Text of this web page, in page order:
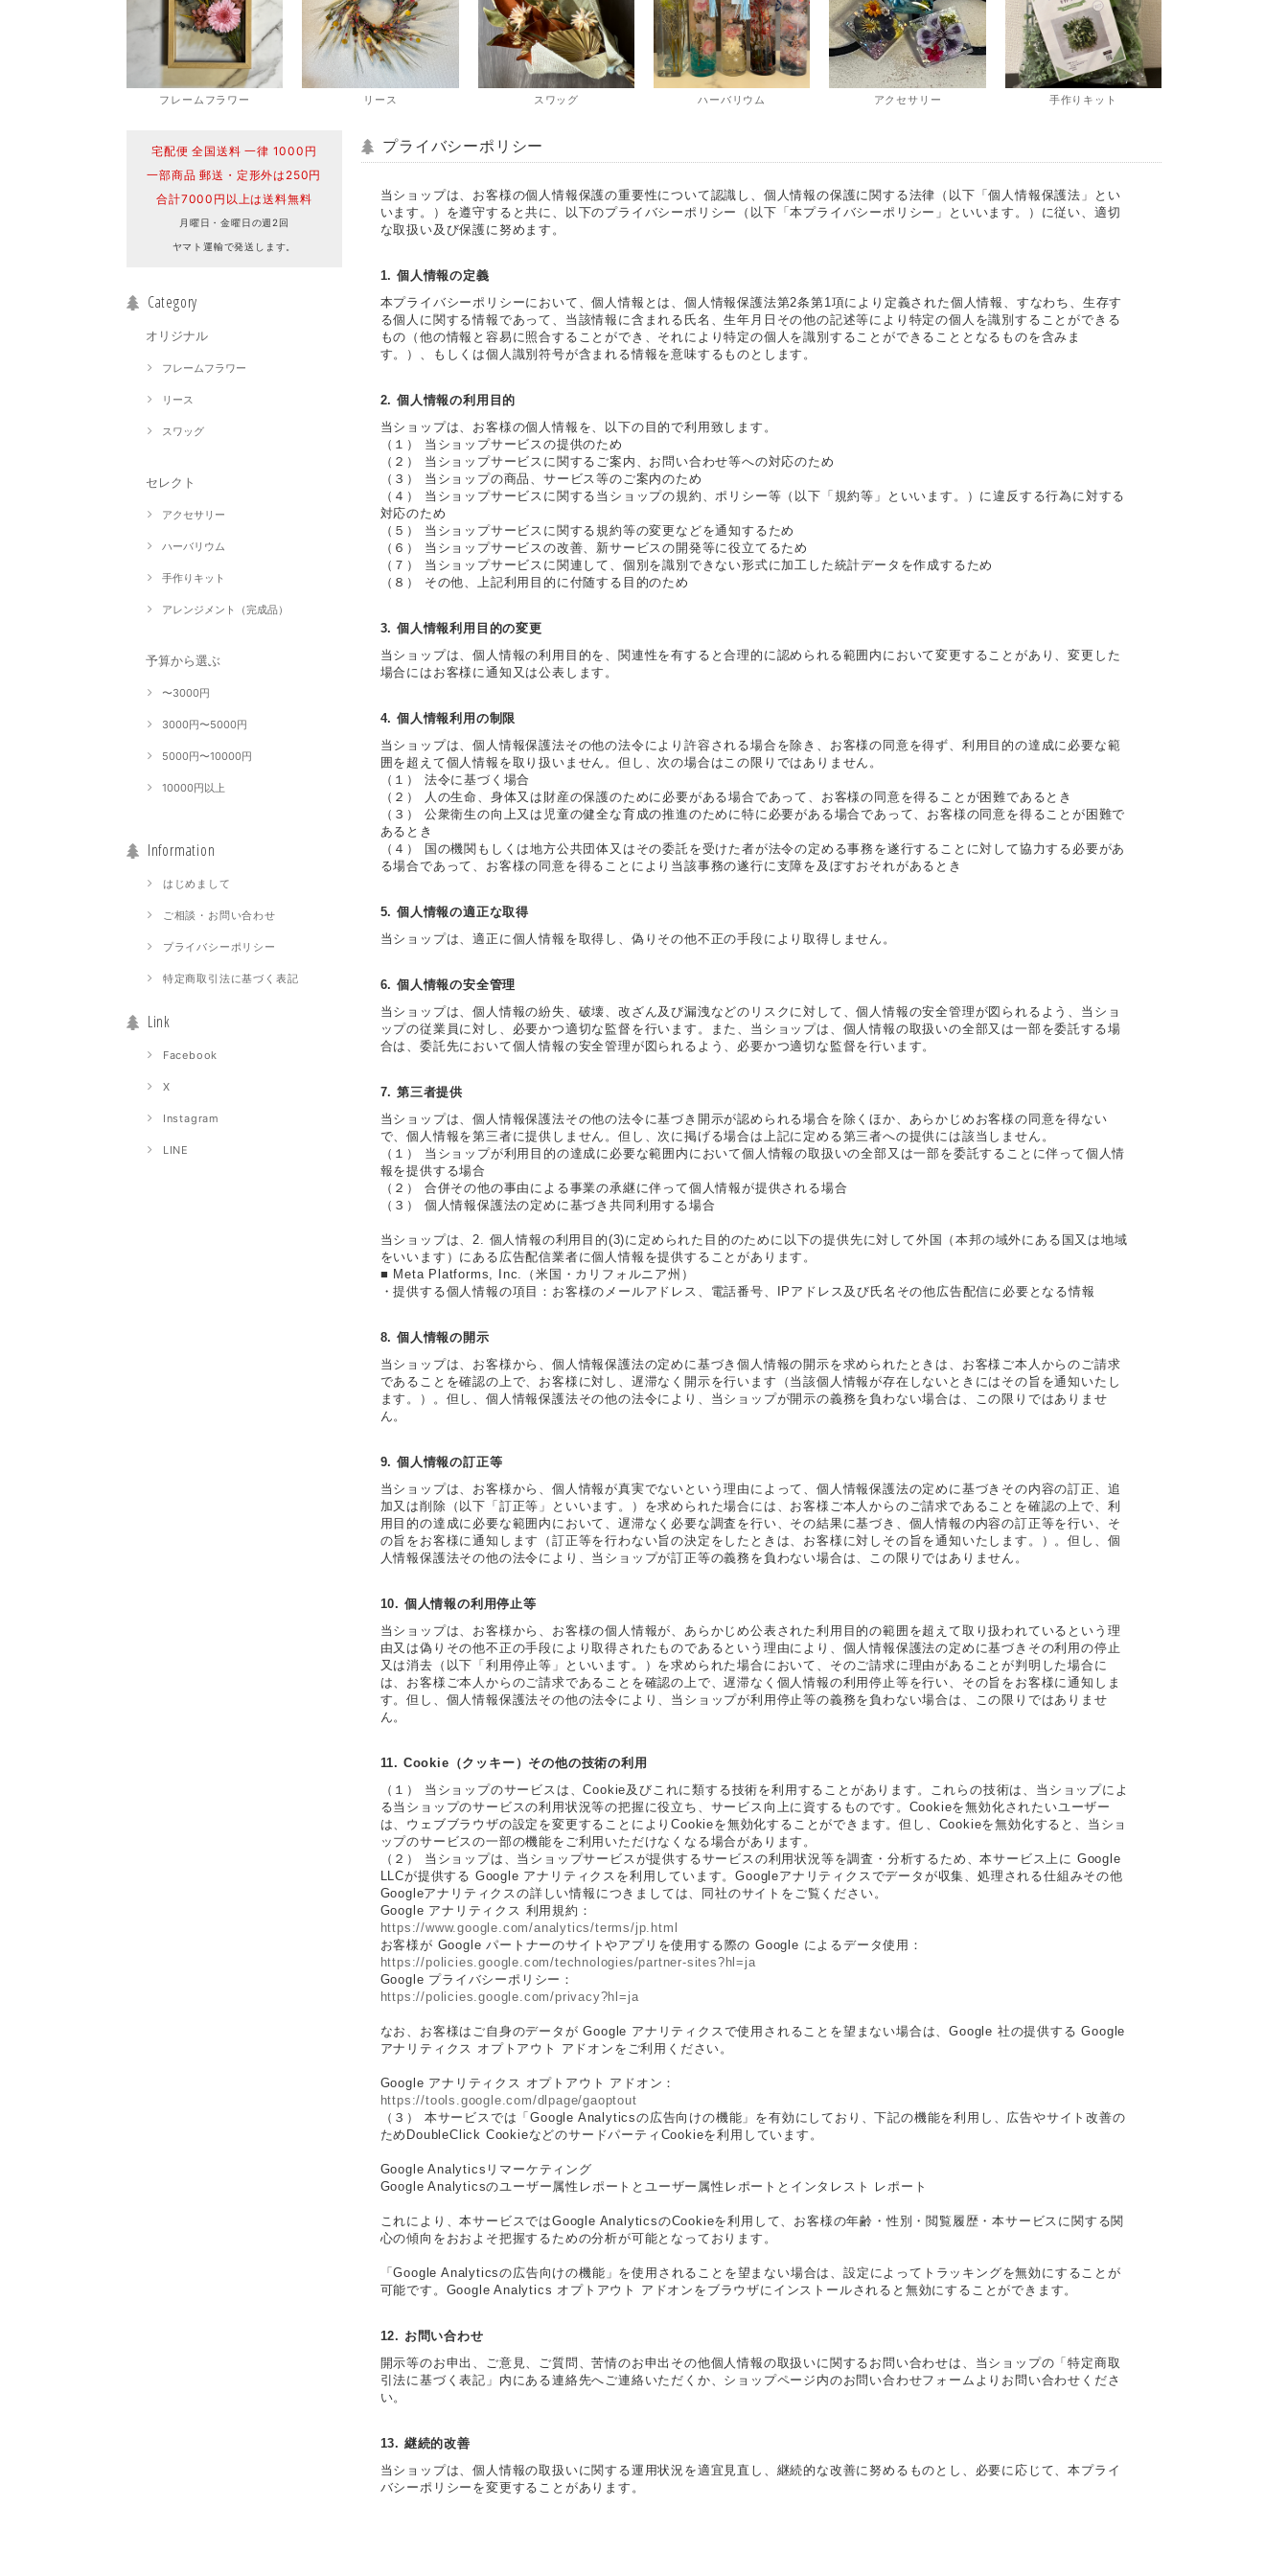
フレームフラワー リース スワッグ ハーバリウム アクセサリー 手作りキット
宅配便 全国送料 一律 1000円
一部商品 郵送・定形外は250円
合計7000円以上は送料無料
月曜日・金曜日の週2回
ヤマト運輸で発送します。
Category
オリジナル
フレームフラワー
リース
スワッグ
セレクト
アクセサリー
ハーバリウム
手作りキット
アレンジメント（完成品）
予算から選ぶ
〜3000円
3000円〜5000円
5000円〜10000円
10000円以上
Information
はじめまして
ご相談・お問い合わせ
プライバシーポリシー
特定商取引法に基づく表記
Link
Facebook
X
Instagram
LINE
プライバシーポリシー
当ショップは、お客様の個人情報保護の重要性について認識し、個人情報の保護に関する法律（以下「個人情報保護法」とい
います。）を遵守すると共に、以下のプライバシーポリシー（以下「本プライバシーポリシー」といいます。）に従い、適切
な取扱い及び保護に努めます。
1. 個人情報の定義
本プライバシーポリシーにおいて、個人情報とは、個人情報保護法第2条第1項により定義された個人情報、すなわち、生存す
る個人に関する情報であって、当該情報に含まれる氏名、生年月日その他の記述等により特定の個人を識別することができる
もの（他の情報と容易に照合することができ、それにより特定の個人を識別することができることとなるものを含みま
す。）、もしくは個人識別符号が含まれる情報を意味するものとします。
2. 個人情報の利用目的
当ショップは、お客様の個人情報を、以下の目的で利用致します。
（１） 当ショップサービスの提供のため
（２） 当ショップサービスに関するご案内、お問い合わせ等への対応のため
（３） 当ショップの商品、サービス等のご案内のため
（４） 当ショップサービスに関する当ショップの規約、ポリシー等（以下「規約等」といいます。）に違反する行為に対する
対応のため
（５） 当ショップサービスに関する規約等の変更などを通知するため
（６） 当ショップサービスの改善、新サービスの開発等に役立てるため
（７） 当ショップサービスに関連して、個別を識別できない形式に加工した統計データを作成するため
（８） その他、上記利用目的に付随する目的のため
3. 個人情報利用目的の変更
当ショップは、個人情報の利用目的を、関連性を有すると合理的に認められる範囲内において変更することがあり、変更した
場合にはお客様に通知又は公表します。
4. 個人情報利用の制限
当ショップは、個人情報保護法その他の法令により許容される場合を除き、お客様の同意を得ず、利用目的の達成に必要な範
囲を超えて個人情報を取り扱いません。但し、次の場合はこの限りではありません。
（１） 法令に基づく場合
（２） 人の生命、身体又は財産の保護のために必要がある場合であって、お客様の同意を得ることが困難であるとき
（３） 公衆衛生の向上又は児童の健全な育成の推進のために特に必要がある場合であって、お客様の同意を得ることが困難で
あるとき
（４） 国の機関もしくは地方公共団体又はその委託を受けた者が法令の定める事務を遂行することに対して協力する必要があ
る場合であって、お客様の同意を得ることにより当該事務の遂行に支障を及ぼすおそれがあるとき
5. 個人情報の適正な取得
当ショップは、適正に個人情報を取得し、偽りその他不正の手段により取得しません。
6. 個人情報の安全管理
当ショップは、個人情報の紛失、破壊、改ざん及び漏洩などのリスクに対して、個人情報の安全管理が図られるよう、当ショ
ップの従業員に対し、必要かつ適切な監督を行います。また、当ショップは、個人情報の取扱いの全部又は一部を委託する場
合は、委託先において個人情報の安全管理が図られるよう、必要かつ適切な監督を行います。
7. 第三者提供
当ショップは、個人情報保護法その他の法令に基づき開示が認められる場合を除くほか、あらかじめお客様の同意を得ない
で、個人情報を第三者に提供しません。但し、次に掲げる場合は上記に定める第三者への提供には該当しません。
（１） 当ショップが利用目的の達成に必要な範囲内において個人情報の取扱いの全部又は一部を委託することに伴って個人情
報を提供する場合
（２） 合併その他の事由による事業の承継に伴って個人情報が提供される場合
（３） 個人情報保護法の定めに基づき共同利用する場合
当ショップは、2. 個人情報の利用目的(3)に定められた目的のために以下の提供先に対して外国（本邦の域外にある国又は地域
をいいます）にある広告配信業者に個人情報を提供することがあります。
■ Meta Platforms, Inc.（米国・カリフォルニア州）
・提供する個人情報の項目：お客様のメールアドレス、電話番号、IPアドレス及び氏名その他広告配信に必要となる情報
8. 個人情報の開示
当ショップは、お客様から、個人情報保護法の定めに基づき個人情報の開示を求められたときは、お客様ご本人からのご請求
であることを確認の上で、お客様に対し、遅滞なく開示を行います（当該個人情報が存在しないときにはその旨を通知いたし
ます。）。但し、個人情報保護法その他の法令により、当ショップが開示の義務を負わない場合は、この限りではありませ
ん。
9. 個人情報の訂正等
当ショップは、お客様から、個人情報が真実でないという理由によって、個人情報保護法の定めに基づきその内容の訂正、追
加又は削除（以下「訂正等」といいます。）を求められた場合には、お客様ご本人からのご請求であることを確認の上で、利
用目的の達成に必要な範囲内において、遅滞なく必要な調査を行い、その結果に基づき、個人情報の内容の訂正等を行い、そ
の旨をお客様に通知します（訂正等を行わない旨の決定をしたときは、お客様に対しその旨を通知いたします。）。但し、個
人情報保護法その他の法令により、当ショップが訂正等の義務を負わない場合は、この限りではありません。
10. 個人情報の利用停止等
当ショップは、お客様から、お客様の個人情報が、あらかじめ公表された利用目的の範囲を超えて取り扱われているという理
由又は偽りその他不正の手段により取得されたものであるという理由により、個人情報保護法の定めに基づきその利用の停止
又は消去（以下「利用停止等」といいます。）を求められた場合において、そのご請求に理由があることが判明した場合に
は、お客様ご本人からのご請求であることを確認の上で、遅滞なく個人情報の利用停止等を行い、その旨をお客様に通知しま
す。但し、個人情報保護法その他の法令により、当ショップが利用停止等の義務を負わない場合は、この限りではありませ
ん。
11. Cookie（クッキー）その他の技術の利用
（１） 当ショップのサービスは、Cookie及びこれに類する技術を利用することがあります。これらの技術は、当ショップによ
る当ショップのサービスの利用状況等の把握に役立ち、サービス向上に資するものです。Cookieを無効化されたいユーザー
は、ウェブブラウザの設定を変更することによりCookieを無効化することができます。但し、Cookieを無効化すると、当ショ
ップのサービスの一部の機能をご利用いただけなくなる場合があります。
（２） 当ショップは、当ショップサービスが提供するサービスの利用状況等を調査・分析するため、本サービス上に Google
LLCが提供する Google アナリティクスを利用しています。Googleアナリティクスでデータが収集、処理される仕組みその他
Googleアナリティクスの詳しい情報につきましては、同社のサイトをご覧ください。
Google アナリティクス 利用規約：
https://www.google.com/analytics/terms/jp.html
お客様が Google パートナーのサイトやアプリを使用する際の Google によるデータ使用：
https://policies.google.com/technologies/partner-sites?hl=ja
Google プライバシーポリシー：
https://policies.google.com/privacy?hl=ja
なお、お客様はご自身のデータが Google アナリティクスで使用されることを望まない場合は、Google 社の提供する Google
アナリティクス オプトアウト アドオンをご利用ください。
Google アナリティクス オプトアウト アドオン：
https://tools.google.com/dlpage/gaoptout
（３） 本サービスでは「Google Analyticsの広告向けの機能」を有効にしており、下記の機能を利用し、広告やサイト改善の
ためDoubleClick CookieなどのサードパーティCookieを利用しています。
Google Analyticsリマーケティング
Google Analyticsのユーザー属性レポートとユーザー属性レポートとインタレスト レポート
これにより、本サービスではGoogle AnalyticsのCookieを利用して、お客様の年齢・性別・閲覧履歴・本サービスに関する関
心の傾向をおおよそ把握するための分析が可能となっております。
「Google Analyticsの広告向けの機能」を使用されることを望まない場合は、設定によってトラッキングを無効にすることが
可能です。Google Analytics オプトアウト アドオンをブラウザにインストールされると無効にすることができます。
12. お問い合わせ
開示等のお申出、ご意見、ご質問、苦情のお申出その他個人情報の取扱いに関するお問い合わせは、当ショップの「特定商取
引法に基づく表記」内にある連絡先へご連絡いただくか、ショップページ内のお問い合わせフォームよりお問い合わせくださ
い。
13. 継続的改善
当ショップは、個人情報の取扱いに関する運用状況を適宜見直し、継続的な改善に努めるものとし、必要に応じて、本プライ
バシーポリシーを変更することがあります。